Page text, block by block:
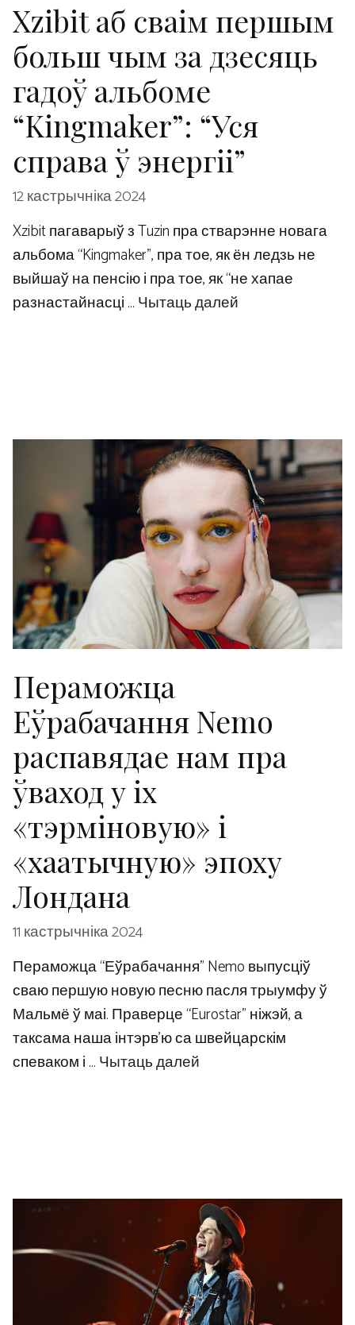
Xzibit аб сваім першым
больш чым за дзесяць
гадоў альбоме
“Kingmaker”: “Уся
справа ў энергіі”
12 кастрычніка 2024
Xzibit пагаварыў з Tuzin пра стварэнне новага
альбома “Kingmaker”, пра тое, як ён ледзь не
выйшаў на пенсію і пра тое, як “не хапае
разнастайнасці …Чытаць далей
Пераможца
Еўрабачання Nemo
распавядае нам пра
ўваход у іх
«тэрміновую» і
«хаатычную» эпоху
Лондана
11 кастрычніка 2024
Пераможца “Еўрабачання” Nemo выпусціў
сваю першую новую песню пасля трыумфу ў
Мальмё ў маі. Праверце “Eurostar” ніжэй, а
таксама наша інтэрв’ю са швейцарскім
спеваком і …Чытаць далей